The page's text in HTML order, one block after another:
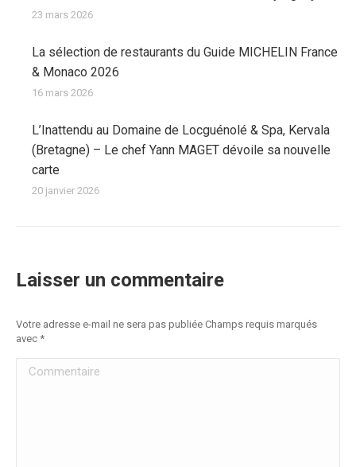
23 mars 2026
La sélection de restaurants du Guide MICHELIN France
& Monaco 2026
16 mars 2026
L’Inattendu au Domaine de Locguénolé & Spa, Kervala
(Bretagne) – Le chef Yann MAGET dévoile sa nouvelle
carte
20 janvier 2026
Laisser un commentaire
Votre adresse e-mail ne sera pas publiée Champs requis marqués
avec *
Commentaire